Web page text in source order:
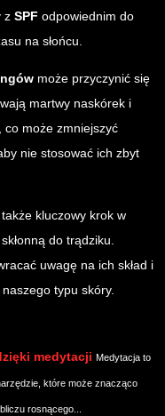
z SPF odpowiednim do
na słońcu.
może przyczynić się
martwy naskórek i
co może zmniejszyć
nie stosować ich zbyt
kluczowy krok w
do trądziku.
uwagę na ich skład i
typu skóry.
medytacji Medytacja to
które może znacząco
rosnącego...